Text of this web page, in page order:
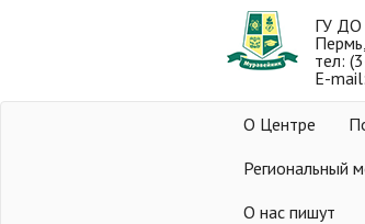
ГУ ДО
тел:
E-
О Центре
Региональный
О нас пишут